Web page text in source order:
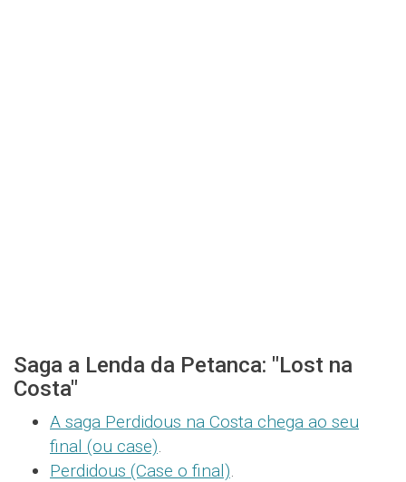
Saga a Lenda da Petanca: "Lost na
Costa"
A saga Perdidous na Costa chega ao seu
final (ou case).
Perdidous (Case o final).